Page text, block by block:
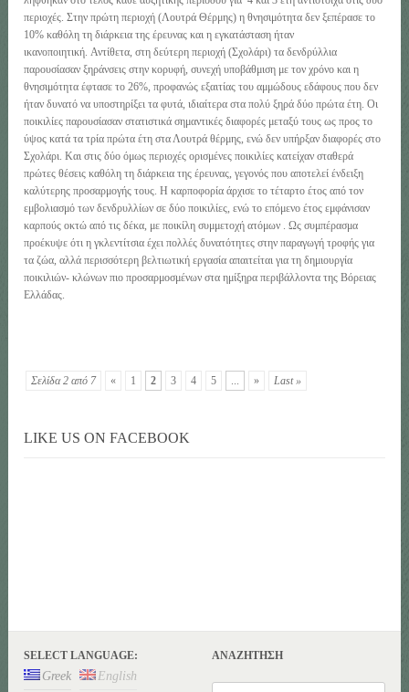
περιοχές. Στην πρώτη περιοχή (Λουτρά Θέρμης) η θνησιμότητα δεν ξεπέρασε το
10% καθόλη τη διάρκεια της έρευνας και η εγκατάσταση ήταν
ικανοποιητική. Αντίθετα, στη δεύτερη περιοχή (Σχολάρι) τα δενδρύλλια
παρουσίασαν ξηράνσεις στην κορυφή, συνεχή υποβάθμιση με τον χρόνο και η
θνησιμότητα έφτασε το 26%, προφανώς εξαιτίας του αμμώδους εδάφους που δεν
ήταν δυνατό να υποστηρίξει τα φυτά, ιδιαίτερα στα πολύ ξηρά δύο πρώτα έτη. Οι
ποικιλίες παρουσίασαν στατιστικά σημαντικές διαφορές μεταξύ τους ως προς το
ύψος κατά τα τρία πρώτα έτη στα Λουτρά θέρμης, ενώ δεν υπήρξαν διαφορές στο
Σχολάρι. Και στις δύο όμως περιοχές ορισμένες ποικιλίες κατείχαν σταθερά
πρώτες θέσεις καθόλη τη διάρκεια της έρευνας, γεγονός που αποτελεί ένδειξη
καλύτερης προσαρμογής τους. Η καρποφορία άρχισε το τέταρτο έτος από τον
εμβολιασμό των δενδρυλλίων σε δύο ποικιλίες, ενώ το επόμενο έτος εμφάνισαν
καρπούς οκτώ από τις δέκα, με ποικίλη συμμετοχή ατόμων . Ως συμπέρασμα
προέκυψε ότι η γκλεντίτσια έχει πολλές δυνατότητες στην παραγωγή τροφής για
τα ζώα, αλλά περισσότερη βελτιωτική εργασία απαιτείται για τη δημιουργία
ποικιλιών- κλώνων πιο προσαρμοσμένων στα ημίξηρα περιβάλλοντα της Βόρειας
Ελλάδας.
Σελίδα 2 από 7 « 1 2 3 4 5 ... » Last »
LIKE US ON FACEBOOK
SELECT LANGUAGE:
Greek English
ΑΝΑΖΉΤΗΣΗ